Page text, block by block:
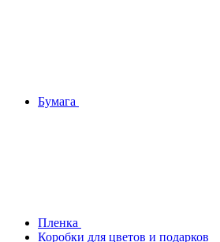
Бумага
Плeнка
Коробки для цветов и подарков